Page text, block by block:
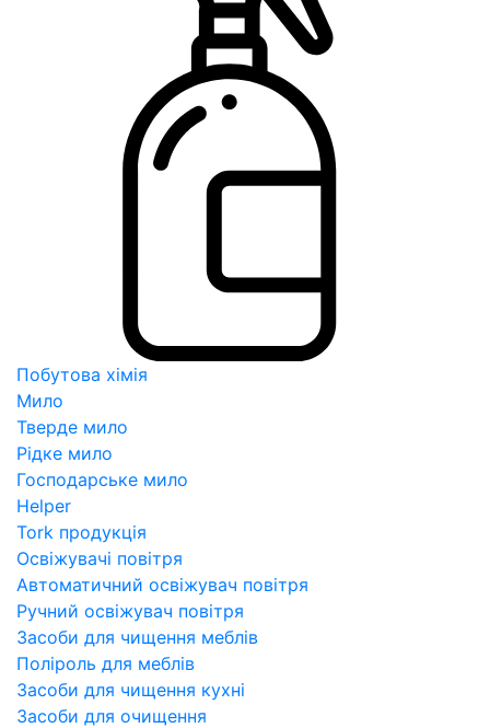
Побутова хімія
Мило
Тверде мило
Рідке мило
Господарське мило
Helper
Tork продукція
Освіжувачі повітря
Автоматичний освіжувач повітря
Ручний освіжувач повітря
Засоби для чищення меблів
Поліроль для меблів
Засоби для чищення кухні
Засоби для очищення